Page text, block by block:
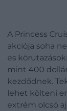
A Princess
akciója soha
es
mint 400
kezdődnek.
lehet költeni
extrém olcsó